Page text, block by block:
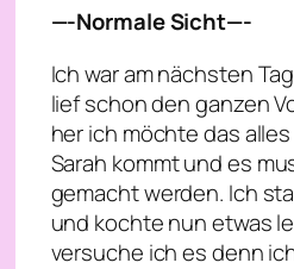
—-Normale Sicht—-
Ich war am nächsten
lief schon den ganzen
her ich möchte das
Sarah kommt und es
gemacht werden. Ich
und kochte nun etwas
versuche ich es denn